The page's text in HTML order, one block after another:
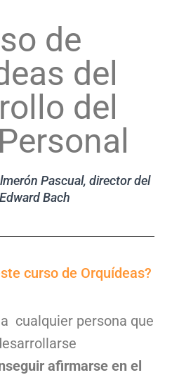
de
del
del
Pascual, director del
Bach
curso de Orquídeas?
cualquier persona que
afirmarse en el